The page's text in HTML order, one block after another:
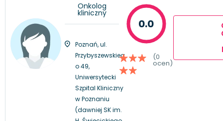
Onkolog
kliniczny
Poznań, ul.
Przybyszewskieg
o 49,
Uniwersytecki
Szpital Kliniczny
w Poznaniu
(dawniej SK im.
0.0
(0
ocen)